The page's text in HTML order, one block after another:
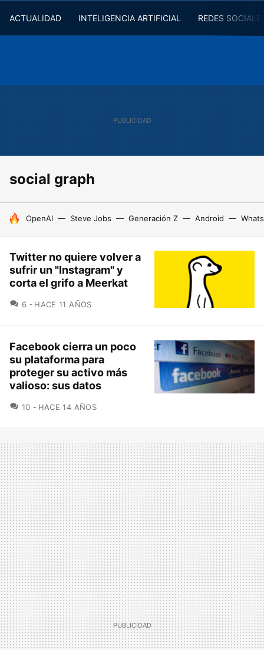
ACTUALIDAD INTELIGENCIA ARTIFICIAL REDES
social graph
HOY SE HABLA DE
OpenAI Steve Jobs Generación Z Android
Twitter no quiere volver a
sufrir un "Instagram" y
corta el grifo a Meerkat
6 COMENTARIOS
HACE 11 AÑOS
Facebook cierra un poco
su plataforma para
proteger su activo más
valioso: sus datos
10 COMENTARIOS
HACE 14 AÑOS